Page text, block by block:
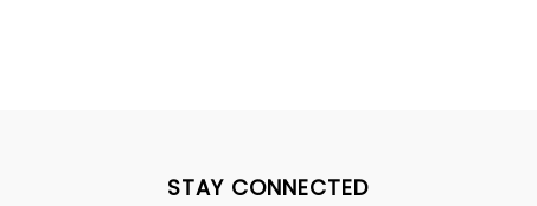
STAY CONNECTED